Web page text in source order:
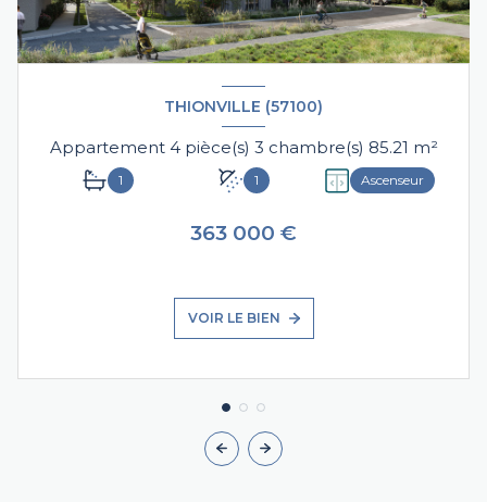
THIONVILLE (57100)
Appartement 4 pièce(s) 3 chambre(s) 85.21 m²
1 1 Ascenseur
363 000 €
VOIR LE BIEN